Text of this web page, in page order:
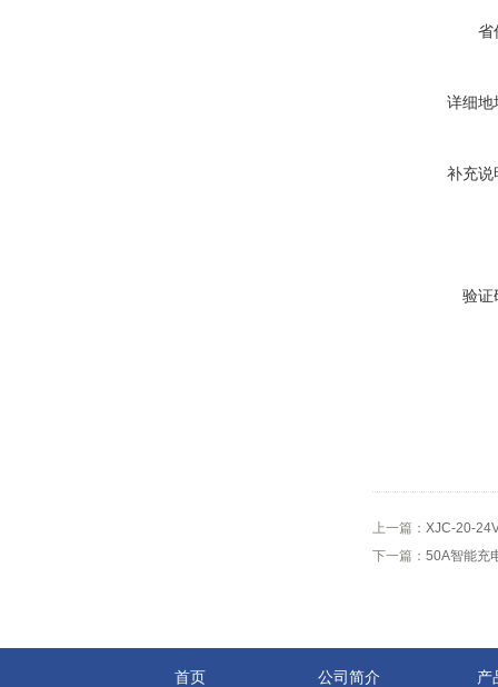
省
详细地
补充说
验证
上一篇： XJC-20-
下一篇： 50A智能充
首页 公司简介 产